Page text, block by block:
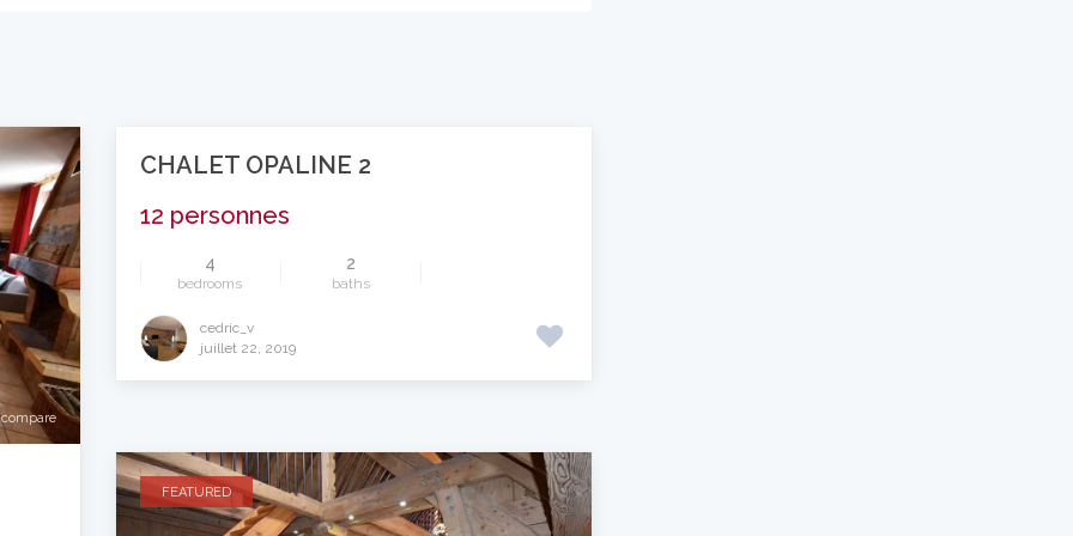
compare
compare
CHALET OPALINE 2
12 personnes
4
bedrooms
2
baths
cedric_v
juillet 22, 2019
FEATURED